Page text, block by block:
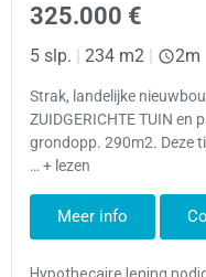
325.000 €
5 slp. | 234 m2 | 2m
Strak, landelijke
ZUIDGERICHTE TUIN en
grondopp. 290m2. Deze
… + lezen
Meer info